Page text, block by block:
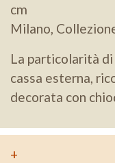
cm
Milano,
La particolarità
cassa esterna,
decorata con
+